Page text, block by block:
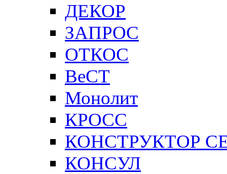
ДЕКОР
ЗАПРОС
ОТКОС
ВеСТ
Монолит
КРОСС
КОНСТРУКТОР
КОНСУЛ